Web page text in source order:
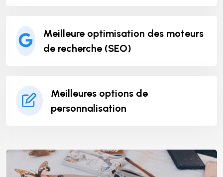
Meilleure optimisation des moteurs
de recherche (SEO)
Meilleures options de
personnalisation